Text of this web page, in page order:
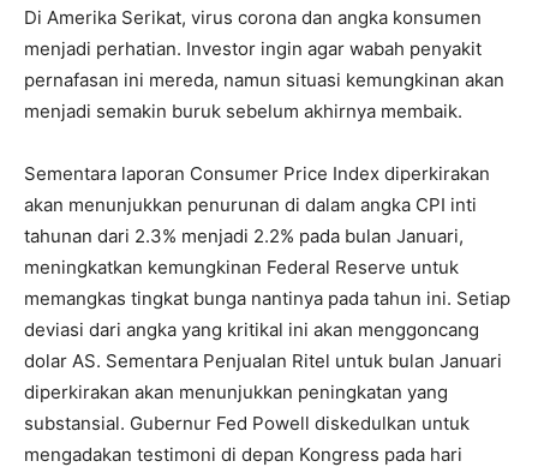
Di Amerika Serikat, virus corona dan angka konsumen
menjadi perhatian. Investor ingin agar wabah penyakit
pernafasan ini mereda, namun situasi kemungkinan akan
menjadi semakin buruk sebelum akhirnya membaik.
Sementara laporan Consumer Price Index diperkirakan
akan menunjukkan penurunan di dalam angka CPI inti
tahunan dari 2.3% menjadi 2.2% pada bulan Januari,
meningkatkan kemungkinan Federal Reserve untuk
memangkas tingkat bunga nantinya pada tahun ini. Setiap
deviasi dari angka yang kritikal ini akan menggoncang
dolar AS. Sementara Penjualan Ritel untuk bulan Januari
diperkirakan akan menunjukkan peningkatan yang
substansial. Gubernur Fed Powell diskedulkan untuk
mengadakan testimoni di depan Kongress pada hari